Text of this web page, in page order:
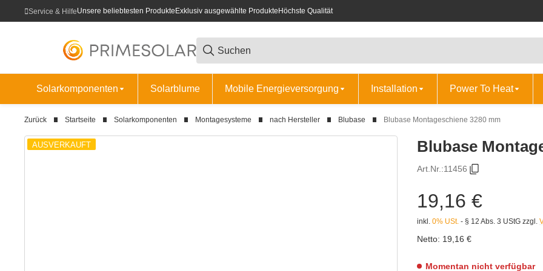
Service & HilfeUnsere beliebtesten Produkte Exklusiv ausgewählte Produkte Höchste Qualität
Solarkomponenten Solarblume Mobile Energieversorgung Installation Power To Heat
Zurück Startseite Solarkomponenten Montagesysteme nach Hersteller Blubase Blubase Montageschiene 3280 mm
AUSVERKAUFT Blubase
Art.Nr.:11456
19,16 €
inkl. 0% USt. - § 12 Abs. 3 UStG zzgl.
Netto: 19,16 €
Momentan nicht verfügbar